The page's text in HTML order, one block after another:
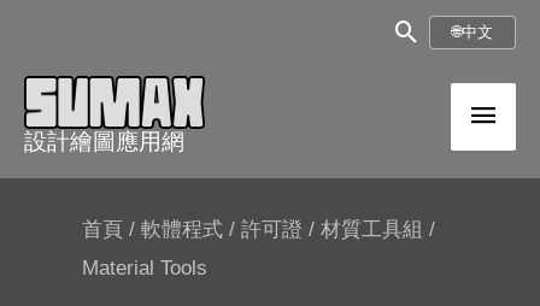
搜
🌐中文
設計繪圖應用網
主
選
首頁 / 軟體程式 / 許可證 / 材質工具組 /
Material Tools